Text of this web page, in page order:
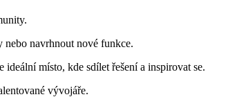
navrhnout nové funkce.
místo, kde sdílet řešení a inspirovat se.
vývojáře.